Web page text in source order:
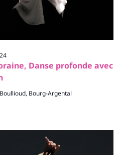
Danse profonde avec
Bourg-Argental